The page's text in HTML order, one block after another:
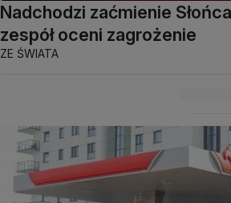
Nadchodzi zaćmienie
zespół oceni zagrożenie
ZE ŚWIATA